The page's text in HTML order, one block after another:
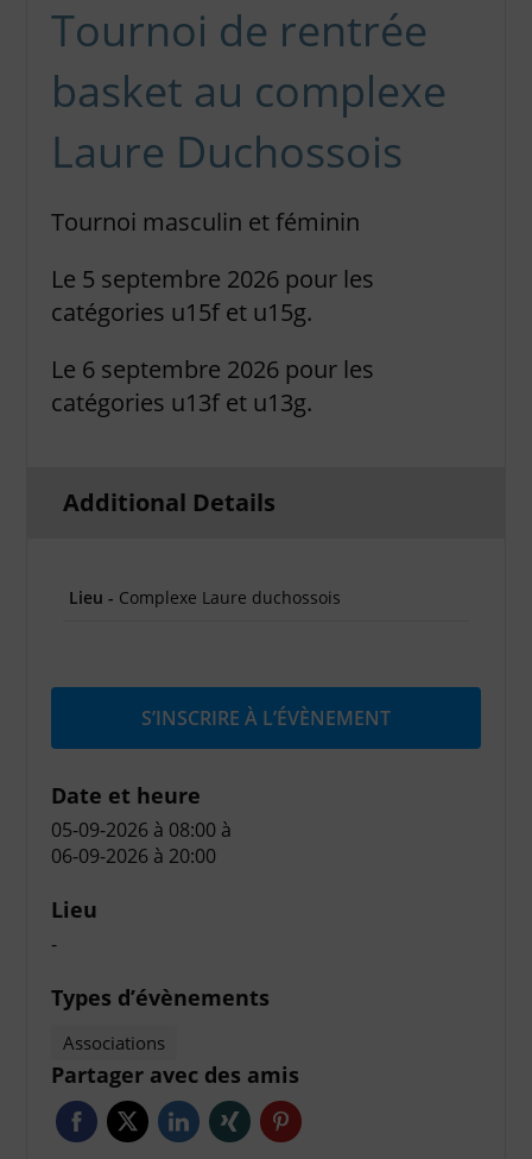
Tournoi de rentrée
basket au complexe
Laure Duchossois
Tournoi masculin et féminin
Le 5 septembre 2026 pour les
catégories u15f et u15g.
Le 6 septembre 2026 pour les
catégories u13f et u13g.
Additional Details
Lieu - Complexe Laure duchossois
S’INSCRIRE À L’ÉVÈNEMENT
Date et heure
05-09-2026 à 08:00 à
06-09-2026 à 20:00
Lieu
-
Types d’évènements
Associations
Partager avec des amis